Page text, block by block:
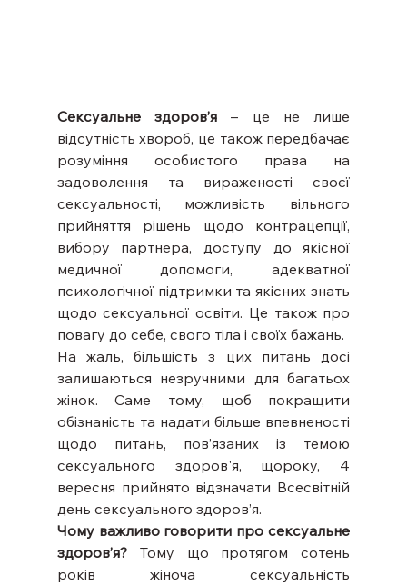
Сексуальне здоров’я – це не лише
відсутність хвороб, це також передбачає
розуміння особистого права на
задоволення та вираженості своєї
сексуальності, можливість вільного
прийняття рішень щодо контрацепції,
вибору партнера, доступу до якісної
медичної допомоги, адекватної
психологічної підтримки та якісних знать
щодо сексуальної освіти. Це також про
повагу до себе, свого тіла і своїх бажань.
На жаль, більшість з цих питань досі
залишаються незручними для багатьох
жінок. Саме тому, щоб покращити
обізнаність та надати більше впевненості
щодо питань, пов’язаних із темою
сексуального здоров'я, щороку, 4
вересня прийнято відзначати Всесвітній
день сексуального здоров’я.
Чому важливо говорити про сексуальне
здоров’я? Тому що протягом сотень
років жіноча сексуальність